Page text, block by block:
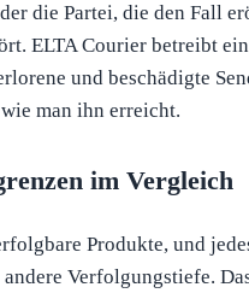
die Partei, die den Fall
ELTA Courier betreibt
und beschädigte
man ihn erreicht.
im Vergleich
Produkte, und
Verfolgungstiefe.